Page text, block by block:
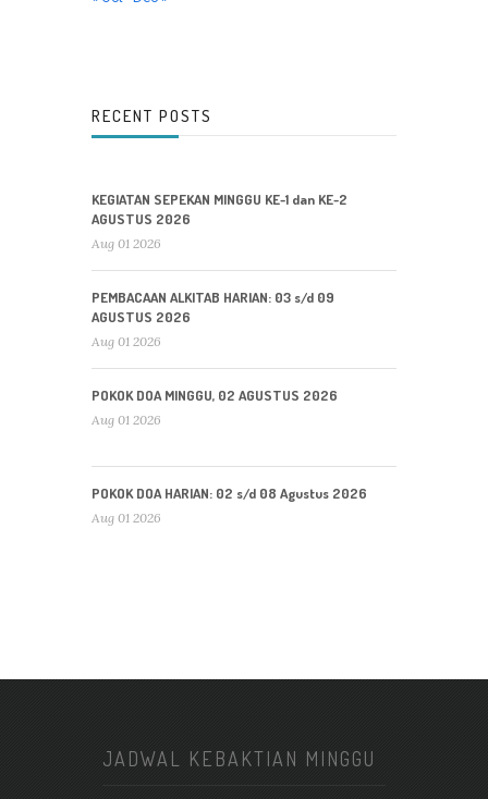
RECENT POSTS
KEGIATAN SEPEKAN MINGGU KE-1 dan KE-2
AGUSTUS 2026
Aug 01 2026
PEMBACAAN ALKITAB HARIAN: 03 s/d 09
AGUSTUS 2026
Aug 01 2026
POKOK DOA MINGGU, 02 AGUSTUS 2026
Aug 01 2026
POKOK DOA HARIAN: 02 s/d 08 Agustus 2026
Aug 01 2026
JADWAL KEBAKTIAN MINGGU